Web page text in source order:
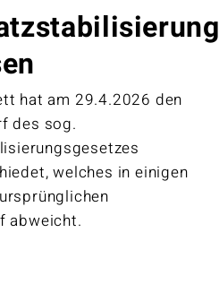
hat am 29.4.2026 den
des sog.
welches in einigen
abweicht.